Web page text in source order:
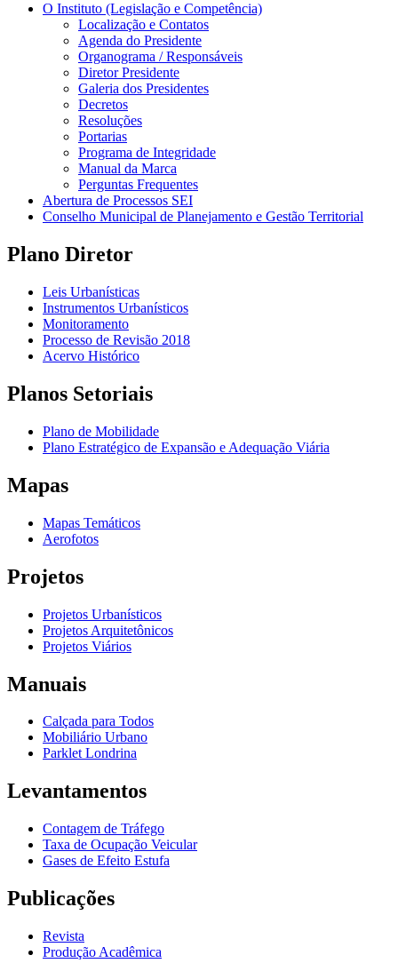
O Instituto (Legislação e Competência)
Localização e Contatos
Agenda do Presidente
Organograma / Responsáveis
Diretor Presidente
Galeria dos Presidentes
Decretos
Resoluções
Portarias
Programa de Integridade
Manual da Marca
Perguntas Frequentes
Abertura de Processos SEI
Conselho Municipal de Planejamento e Gestão Territorial
Plano Diretor
Leis Urbanísticas
Instrumentos Urbanísticos
Monitoramento
Processo de Revisão 2018
Acervo Histórico
Planos Setoriais
Plano de Mobilidade
Plano Estratégico de Expansão e Adequação Viária
Mapas
Mapas Temáticos
Aerofotos
Projetos
Projetos Urbanísticos
Projetos Arquitetônicos
Projetos Viários
Manuais
Calçada para Todos
Mobiliário Urbano
Parklet Londrina
Levantamentos
Contagem de Tráfego
Taxa de Ocupação Veicular
Gases de Efeito Estufa
Publicações
Revista
Produção Acadêmica